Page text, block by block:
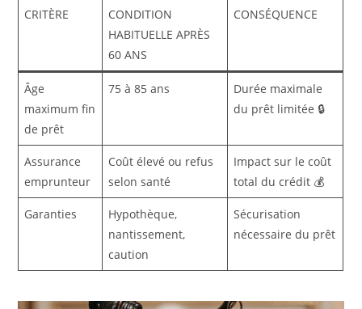
CRITÈRE
CONDITION
HABITUELLE APRÈS
60 ANS
CONSÉQUENCE
Âge
maximum fin
de prêt
75 à 85 ans
Durée maximale
du prêt limitée 🔒
Assurance
emprunteur
Coût élevé ou refus
selon santé
Impact sur le coût
total du crédit 💰
Garanties
Hypothèque,
nantissement,
caution
Sécurisation
nécessaire du prêt